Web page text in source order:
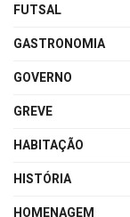
FUTSAL
GASTRONOMIA
GOVERNO
GREVE
HABITAÇÃO
HISTÓRIA
HOMENAGEM